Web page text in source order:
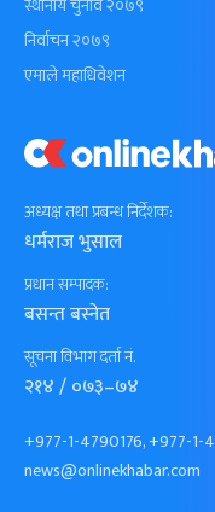
अध्यक्ष तथा प्रबन्ध निर्देशक:
धर्मराज भुसाल
प्रधान सम्पादक:
बसन्त बस्नेत
सूचना विभाग दर्ता नं.
२१४ / ०७३–७४
+977-1-4790176, +977-1-
news@onlinekhabar.com
निर्वाचन २०७९
एमाले महाधिवेशन